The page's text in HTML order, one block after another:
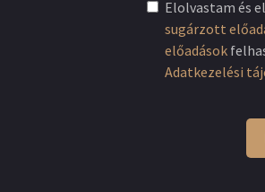
Elolvastam és
sugárzott
előadások
Adatkezelési